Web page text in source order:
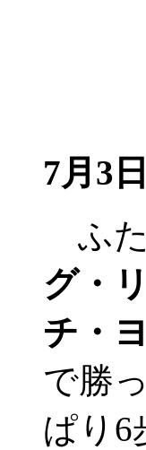
7月3
ふた
グ・
チ・
で勝
ぱり6